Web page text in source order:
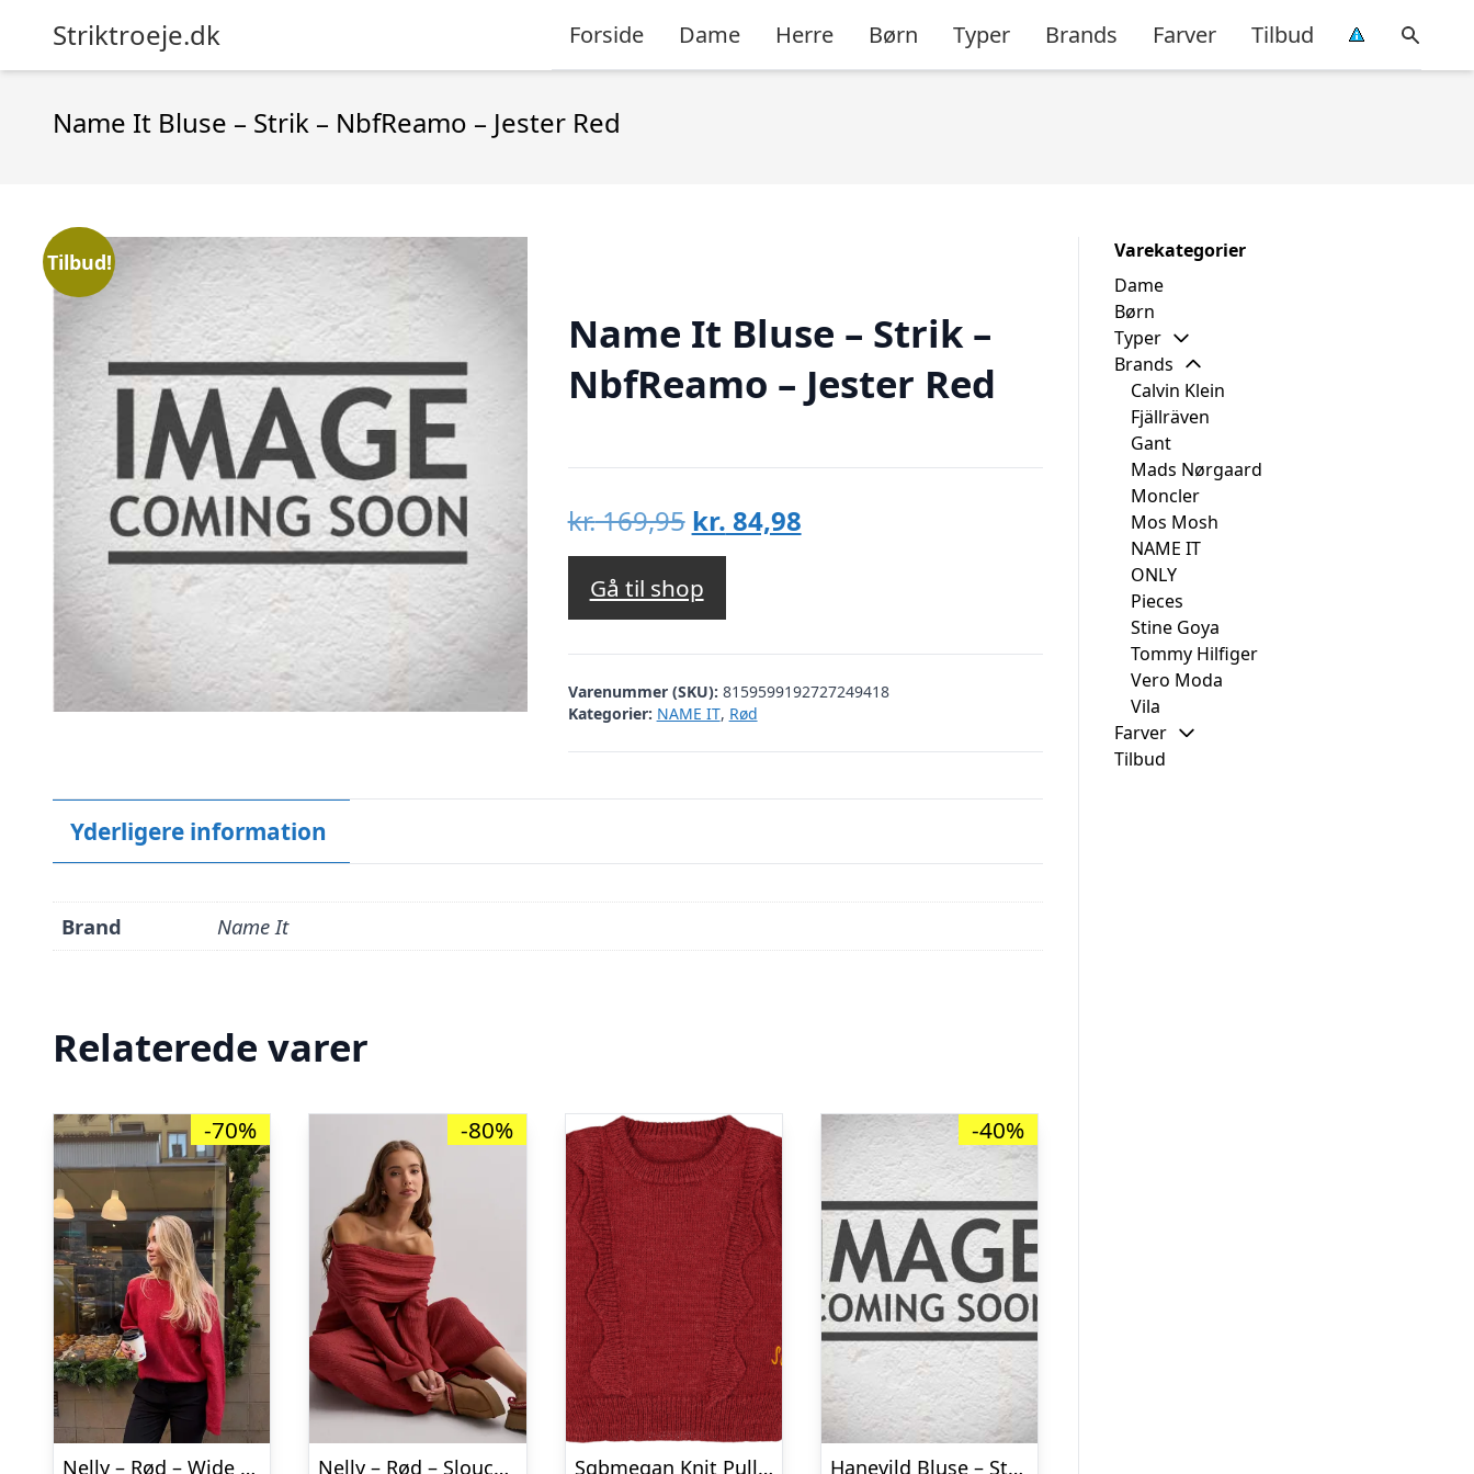
Striktroeje.dk Forside Dame Herre Børn Typer Brands Farver Tilbud
Name It Bluse – Strik – NbfReamo – Jester Red
Tilbud!
Name It Bluse – Strik –
NbfReamo – Jester Red
kr.169,95 Den
oprindelige
pris
var:
kr. 169,95.
kr. 84,98Den
kr. 84,98.
Gå til shop
Varenummer (SKU): 8159599192727249418
Kategorier: NAME IT, Rød
Yderligere information
Brand Name It
Relaterede varer
-70%
Nelly – Rød – Wide Neck Knit Sweater
-80%
Nelly – Rød – Slouchy Rib Knit Sweater Sgbmegan Knit Pullover
-40%
Hanevild Bluse – Strik – Ivory/Red Heart
Varekategorier
Dame
Børn
Typer
Brands
Calvin Klein
Fjällräven
Gant
Mads Nørgaard
Moncler
Mos Mosh
NAME IT
ONLY
Pieces
Stine Goya
Tommy Hilfiger
Vero Moda
Vila
Farver
Tilbud